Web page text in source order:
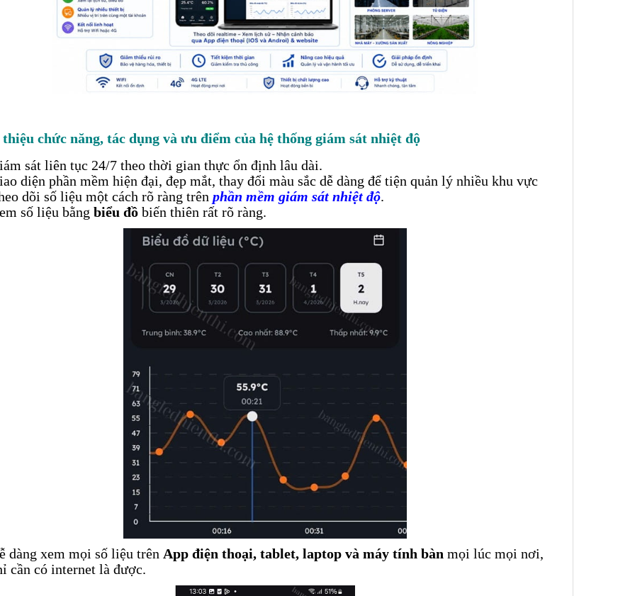
chức năng, tác dụng và ưu điểm của hệ thống giám sát nhiệt độ
sát liên tục 24/7 theo thời gian thực ổn định lâu dài.
diện phần mềm hiện đại, đẹp mắt, thay đổi màu sắc dễ dàng để tiện quản lý nhiều khu vực
dõi số liệu một cách rõ ràng trên phần mềm giám sát nhiệt độ.
số liệu bằng biểu đồ biến thiên rất rõ ràng.
dàng xem mọi số liệu trên App điện thoại, tablet, laptop và máy tính bàn mọi lúc mọi nơi,
cần có internet là được.